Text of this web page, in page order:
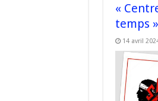
«
temps
14 avril